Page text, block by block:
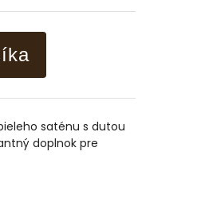
saténu s dutou
doplnok pre